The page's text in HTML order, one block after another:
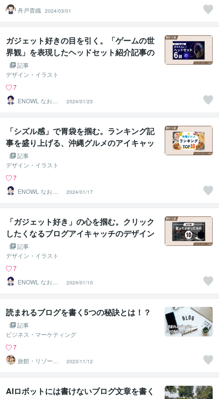
舟戸貴織
2024/03/01
ガジェット好きの目を引く。「ゲームの世
界観」を表現したヘッドセット紹介記事の
アイキャッチ
記事
デザイン・イラスト
7
ENOWL なお
【Webデザイナ
ー】
2024/01/23
「シズル感」で胃袋を掴む。ランキング記
事を盛り上げる、沖縄グルメのアイキャッ
チデザイン
記事
デザイン・イラスト
7
ENOWL なお
【Webデザイナ
ー】
2024/01/17
「ガジェット好き」の心を掴む。クリック
したくなるブログアイキャッチのデザイン
制作記事
デザイン・イラスト
7
ENOWL なお
【Webデザイナ
ー】
2024/01/10
読まれるブログを書く5つの秘訣とは！？
記事
ビジネス・マーケティング
7
旅館・リゾート
ホテル・グラン
ピング集客術
2023/11/12
AIロボットには書けないブログ文章を書く